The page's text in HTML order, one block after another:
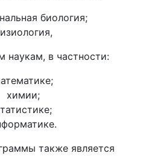
биология;
наукам, в частности:
химии;
также является